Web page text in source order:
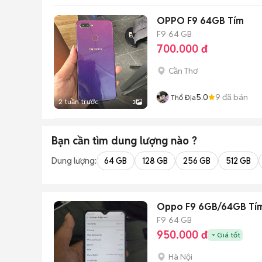
2 tuần trước 3
OPPO F9 64GB Tím
F9 64 GB
700.000 đ
Cần Thơ
Thổ Địa5.0 9 đã bán
Bạn cần tìm dung lượng nào ?
Dung lượng: 64 GB 128 GB 256 GB 512 GB
Oppo F9 6GB/64GB
F9 64 GB
950.000 đ Giá tốt
Hà Nội